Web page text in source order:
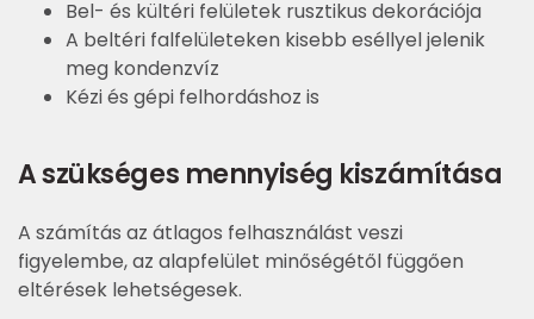
Bel- és kültéri felületek rusztikus dekorációja
A beltéri falfelületeken kisebb eséllyel jelenik
meg kondenzvíz
Kézi és gépi felhordáshoz is
A szükséges mennyiség kiszámítása
A számítás az átlagos felhasználást veszi
figyelembe, az alapfelület minőségétől függően
eltérések lehetségesek.